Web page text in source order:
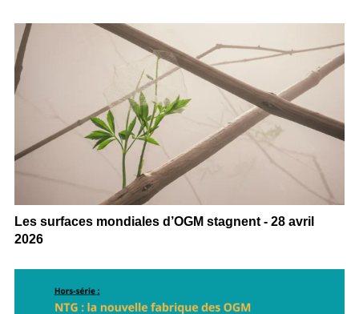
Les surfaces mondiales d’OGM stagnent - 28 avril
2026